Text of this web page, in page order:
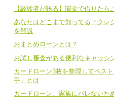
【経験者が語る】闇金で借りたら
あなたはどこまで知ってる？クレ
を解説
おまとめローンとは？
お試し審査がある便利なキャッシ
カードローン3枚を整理してベス
手」とは
カードローン、家族にバレないた